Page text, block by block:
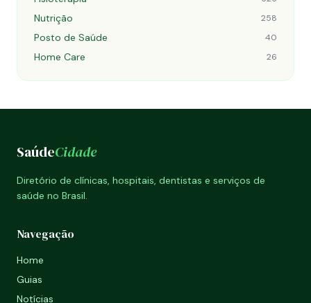
Nutrição 258
Posto de Saúde 40
Home Care 26
SaúdeCidade
Diretório de clínicas, hospitais, dentistas e serviços de
saúde no Brasil.
Navegação
Home
Guias
Notícias